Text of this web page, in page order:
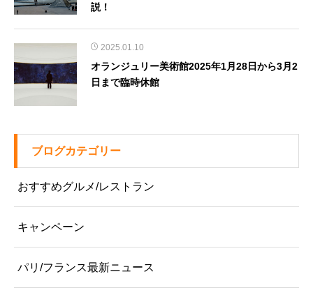
説！
2025.01.10
オランジュリー美術館2025年1月28日から3月2
日まで臨時休館
ブログカテゴリー
おすすめグルメ/レストラン
キャンペーン
パリ/フランス最新ニュース